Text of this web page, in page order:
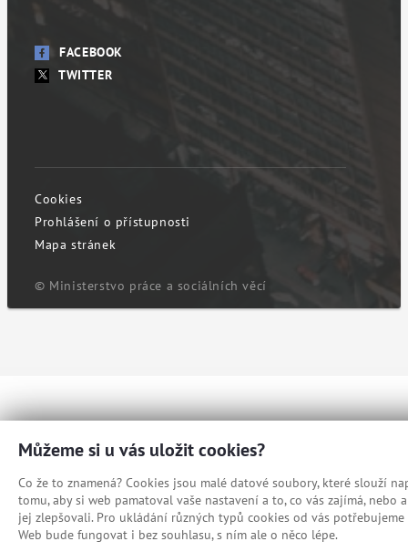
FACEBOOK
TWITTER
Cookies
Prohlášení o přístupnosti
Mapa stránek
© Ministerstvo práce a sociálních věcí
Můžeme si u vás uložit cookies?
Co že to znamená? Cookies jsou malé datové soubory, které slouží
tomu, aby si web pamatoval vaše nastavení a to, co vás zajímá, nebo
jej zlepšovali. Pro ukládání různých typů cookies od vás potřebujeme
Web bude fungovat i bez souhlasu, s ním ale o něco lépe.